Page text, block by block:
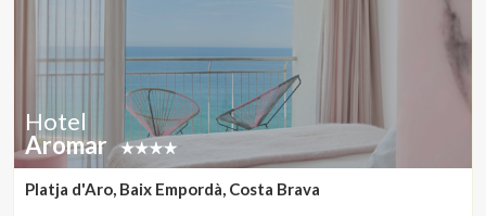
Hotel
Aromar
Platja d'Aro, Baix Empordà, Costa Brava